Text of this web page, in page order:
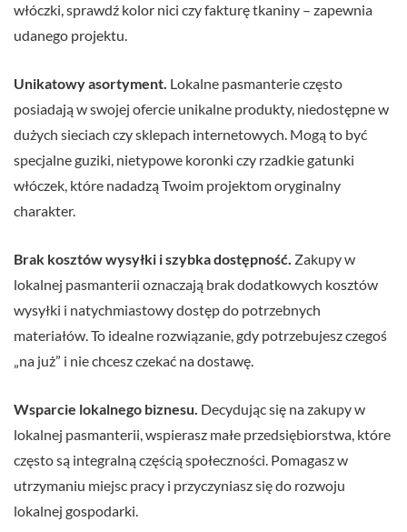
włóczki, sprawdź kolor nici czy fakturę tkaniny – zapewnia
udanego projektu.
Unikatowy asortyment. Lokalne pasmanterie często
posiadają w swojej ofercie unikalne produkty, niedostępne w
dużych sieciach czy sklepach internetowych. Mogą to być
specjalne guziki, nietypowe koronki czy rzadkie gatunki
włóczek, które nadadzą Twoim projektom oryginalny
charakter.
Brak kosztów wysyłki i szybka dostępność. Zakupy w
lokalnej pasmanterii oznaczają brak dodatkowych kosztów
wysyłki i natychmiastowy dostęp do potrzebnych
materiałów. To idealne rozwiązanie, gdy potrzebujesz czegoś
„na już” i nie chcesz czekać na dostawę.
Wsparcie lokalnego biznesu. Decydując się na zakupy w
lokalnej pasmanterii, wspierasz małe przedsiębiorstwa, które
często są integralną częścią społeczności. Pomagasz w
utrzymaniu miejsc pracy i przyczyniasz się do rozwoju
lokalnej gospodarki.